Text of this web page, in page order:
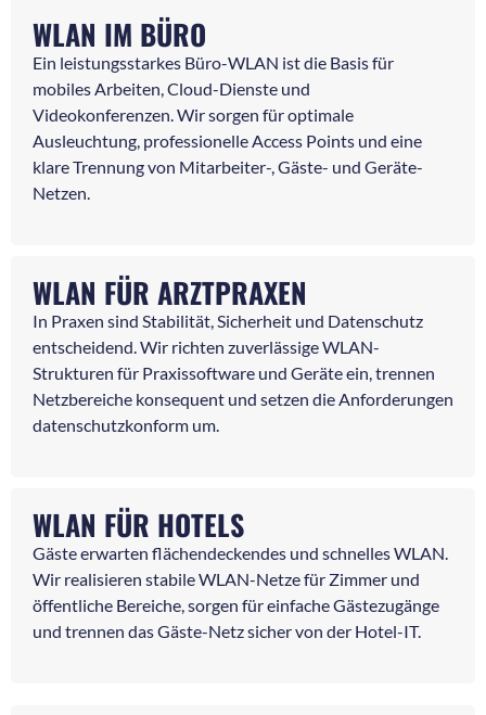
WLAN IM BÜRO
Ein leistungsstarkes Büro-WLAN ist die Basis für
mobiles Arbeiten, Cloud-Dienste und
Videokonferenzen. Wir sorgen für optimale
Ausleuchtung, professionelle Access Points und eine
klare Trennung von Mitarbeiter-, Gäste- und Geräte-
Netzen.
WLAN FÜR ARZTPRAXEN
In Praxen sind Stabilität, Sicherheit und Datenschutz
entscheidend. Wir richten zuverlässige WLAN-
Strukturen für Praxissoftware und Geräte ein, trennen
Netzbereiche konsequent und setzen die Anforderungen
datenschutzkonform um.
WLAN FÜR HOTELS
Gäste erwarten flächendeckendes und schnelles WLAN.
Wir realisieren stabile WLAN-Netze für Zimmer und
öffentliche Bereiche, sorgen für einfache Gästezugänge
und trennen das Gäste-Netz sicher von der Hotel-IT.